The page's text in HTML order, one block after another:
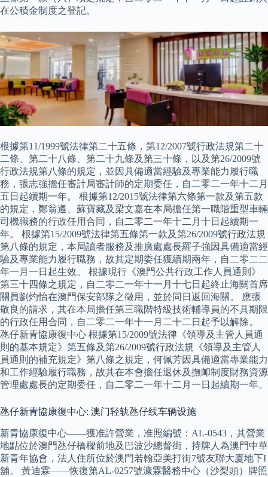
在公積金制度之登記。
根據第11/1999號法律第二十五條，第12/2007號行政法規第二十
二條、第二十八條、第二十九條及第三十條，以及第26/2009號
行政法規第八條的規定，並因具備適當經驗及專業能力履行職
務，張志強擔任審計局審計師的定期委任，自二零二一年十二月
五日起續期一年。 根據第12/2015號法律第六條第一款及第五款
的規定，鄭翁遵、蘇寶藏及梁文嘉在本局擔任第一職階重型車輛
司機職務的行政任用合同，自二零二一年十二月十日起續期一
年。 根據第15/2009號法律第五條第一款及第26/2009號行政法規
第八條的規定，本局讀者服務及推廣處處長羅子強因具備適當經
驗及專業能力履行職務，故其定期委任獲續期兩年，自二零二二
年一月一日起生效。 根據現行《澳門公共行政工作人員通則》
第三十四條之規定，自二零二一年十一月十七日起終止海關首席
關員劉灼怡在澳門保安部隊之徵用，並於同日返回海關。 應張
敬良的請求，其在本局擔任第三職階特級技術輔導員的不具期限
的行政任用合同，自二零二一年十一月二十二日起予以解除。
氹仔新青協康復中心 根據第15/2009號法律《領導及主管人員通
則的基本規定》第五條及第26/2009號行政法規《領導及主管人
員通則的補充規定》第八條之規定，何佩芳因具備適當專業能力
和工作經驗履行職務，故其在本會擔任退休及撫卹制度財務資源
管理處處長的定期委任，自二零二一年十二月一日起續期一年。
氹仔新青協康復中心: 澳门轻轨氹仔线车辆设施
新青協康復中心——獲准許營業，准照編號：AL-0543，其營業
地點位於澳門氹仔橋樑前地及巴波沙總督街，持牌人為澳門中華
新青年協會，法人住所位於澳門若翰亞美打街7號友聯大廈地下I
舖。 黃迪霖——恢復第AL-0257號漮霖醫務中心（沙梨頭）牌照